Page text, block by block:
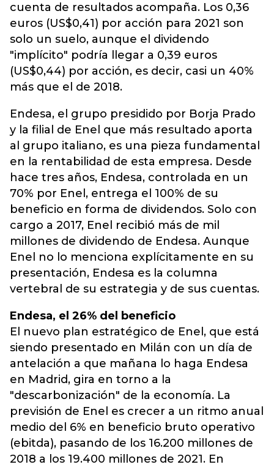
cuenta de resultados acompaña. Los 0,36
euros (US$0,41) por acción para 2021 son
solo un suelo, aunque el dividendo
"implícito" podría llegar a 0,39 euros
(US$0,44) por acción, es decir, casi un 40%
más que el de 2018.
Endesa, el grupo presidido por Borja Prado
y la filial de Enel que más resultado aporta
al grupo italiano, es una pieza fundamental
en la rentabilidad de esta empresa. Desde
hace tres años, Endesa, controlada en un
70% por Enel, entrega el 100% de su
beneficio en forma de dividendos. Solo con
cargo a 2017, Enel recibió más de mil
millones de dividendo de Endesa. Aunque
Enel no lo menciona explícitamente en su
presentación, Endesa es la columna
vertebral de su estrategia y de sus cuentas.
Endesa, el 26% del beneficio
El nuevo plan estratégico de Enel, que está
siendo presentado en Milán con un día de
antelación a que mañana lo haga Endesa
en Madrid, gira en torno a la
"descarbonización" de la economía. La
previsión de Enel es crecer a un ritmo anual
medio del 6% en beneficio bruto operativo
(ebitda), pasando de los 16.200 millones de
2018 a los 19.400 millones de 2021. En